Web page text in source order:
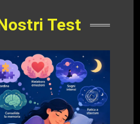
Test